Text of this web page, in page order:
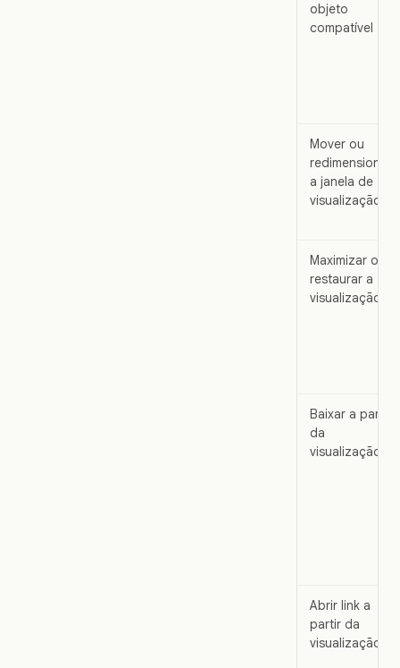
objeto
compatível
Mover ou
redimensionar
a janela de
visualização
Maximizar ou
restaurar a
visualização
Baixar a partir
da
visualização
Abrir link a
partir da
visualização